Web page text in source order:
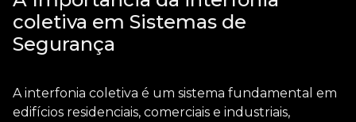
coletiva em Sistemas de
Segurança
A interfonia coletiva é um sistema fundamental em
edifícios residenciais, comerciais e industriais,